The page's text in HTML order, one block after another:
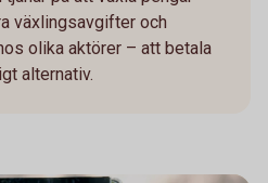
växlingsavgifter och
olika aktörer – att betala
alternativ.